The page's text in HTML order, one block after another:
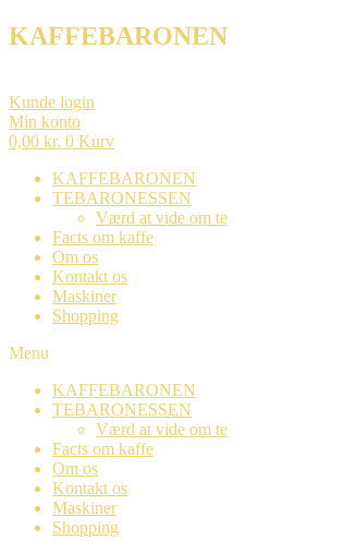
KAFFEBARONEN
Kunde login
Min konto
0,00 kr. 0 Kurv
KAFFEBARONEN
TEBARONESSEN
Værd at vide om te
Facts om kaffe
Om os
Kontakt os
Maskiner
Shopping
Menu
KAFFEBARONEN
TEBARONESSEN
Værd at vide om te
Facts om kaffe
Om os
Kontakt os
Maskiner
Shopping